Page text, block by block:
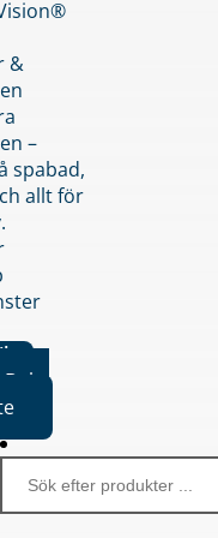
&
–
spabad,
allt för
Boka